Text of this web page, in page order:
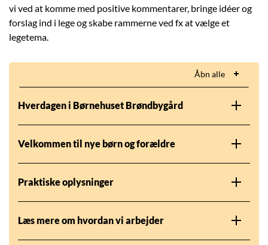
vi ved at komme med positive kommentarer, bringe idéer og
forslag ind i lege og skabe rammerne ved fx at vælge et
legetema.
Åbn alle
Hverdagen i Børnehuset Brøndbygård
Velkommen til nye børn og forældre
Praktiske oplysninger
Læs mere om hvordan vi arbejder